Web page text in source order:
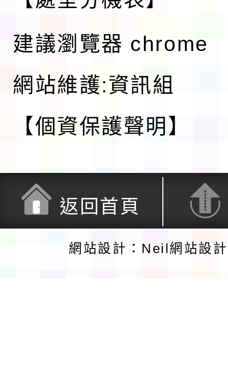
建議瀏覽器 chrome
網站維護:資訊組
【個資保護聲明】
返回首頁
網站設計：Neil網站設